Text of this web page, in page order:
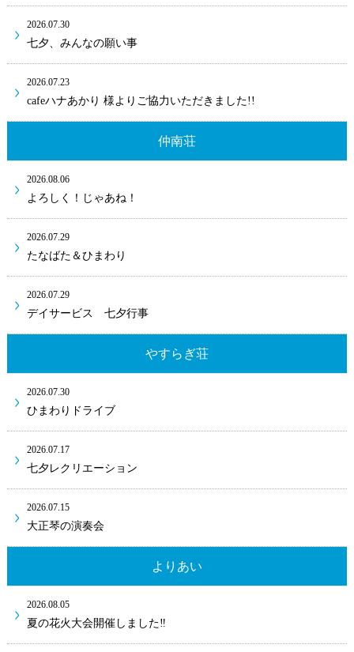
2026.07.30
七夕、みんなの願い事
2026.07.23
cafeハナあかり 様よりご協力いただきました!!
仲南荘
2026.08.06
よろしく！じゃあね！
2026.07.29
たなばた＆ひまわり
2026.07.29
デイサービス 七夕行事
やすらぎ荘
2026.07.30
ひまわりドライブ
2026.07.17
七夕レクリエーション
2026.07.15
大正琴の演奏会
よりあい
2026.08.05
夏の花火大会開催しました‼